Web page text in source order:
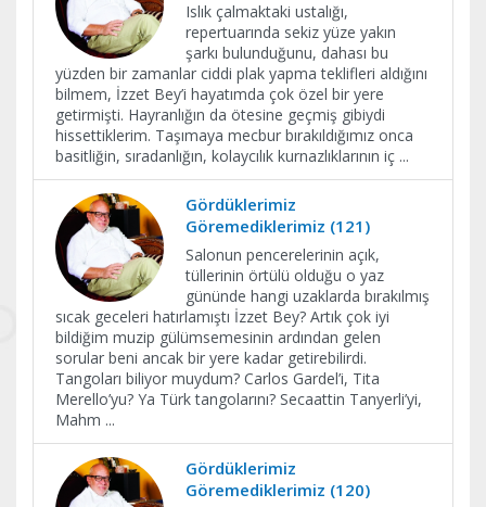
Islık çalmaktaki ustalığı,
repertuarında sekiz yüze yakın
şarkı bulunduğunu, dahası bu
yüzden bir zamanlar ciddi plak yapma teklifleri aldığını
bilmem, İzzet Bey’i hayatımda çok özel bir yere
getirmişti. Hayranlığın da ötesine geçmiş gibiydi
hissettiklerim. Taşımaya mecbur bırakıldığımız onca
basitliğin, sıradanlığın, kolaycılık kurnazlıklarının iç ...
Gördüklerimiz
Göremediklerimiz (121)
Salonun pencerelerinin açık,
tüllerinin örtülü olduğu o yaz
gününde hangi uzaklarda bırakılmış
sıcak geceleri hatırlamıştı İzzet Bey? Artık çok iyi
bildiğim muzip gülümsemesinin ardından gelen
sorular beni ancak bir yere kadar getirebilirdi.
Tangoları biliyor muydum? Carlos Gardel’i, Tita
Merello’yu? Ya Türk tangolarını? Secaattin Tanyerli’yi,
Mahm ...
Gördüklerimiz
Göremediklerimiz (120)